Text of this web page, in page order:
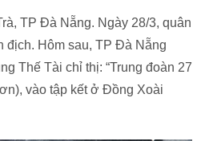
TP Đà Nẵng. Ngày 28/3, quân
địch. Hôm sau, TP Đà Nẵng
Thế Tài chỉ thị: “Trung đoàn 27
vào tập kết ở Đồng Xoài